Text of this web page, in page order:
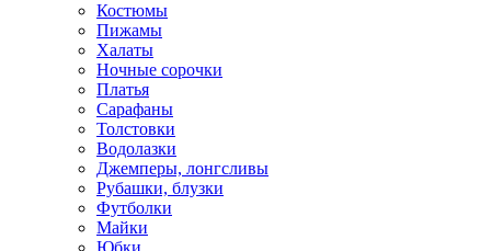
Костюмы
Пижамы
Халаты
Ночные сорочки
Платья
Сарафаны
Толстовки
Водолазки
Джемперы, лонгсливы
Рубашки, блузки
Футболки
Майки